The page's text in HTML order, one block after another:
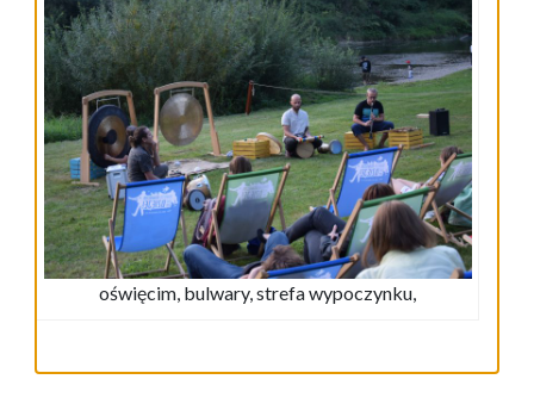
oświęcim, bulwary, strefa wypoczynku,